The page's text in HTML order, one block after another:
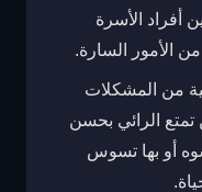
أفراد الأسرة
الأمور السارة.
من المشكلات
الرائي بحسن
أو بها تسوس